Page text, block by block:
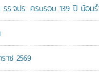
ร.จปร. ครบรอบ 139 ปี น้อ
าช 2569